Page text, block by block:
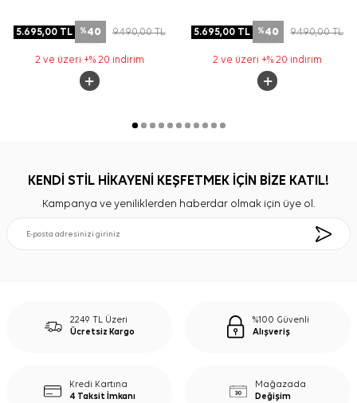
5.695,00TL %40 9.490,00TL
2 ve üzeri +% 20 indirim
5.695,00 TL %40 9.490,00TL
2 ve üzeri +% 20 indirim
KENDİ STİL HİKAYENİ KEŞFETMEK İÇİN BİZE KATIL!
Kampanya ve yeniliklerden haberdar olmak için üye ol.
2249 TL Üzeri
Ücretsiz Kargo
%100 Güvenli
Alışveriş
Kredi Kartına
4 Taksit İmkanı
Mağazada
Değişim